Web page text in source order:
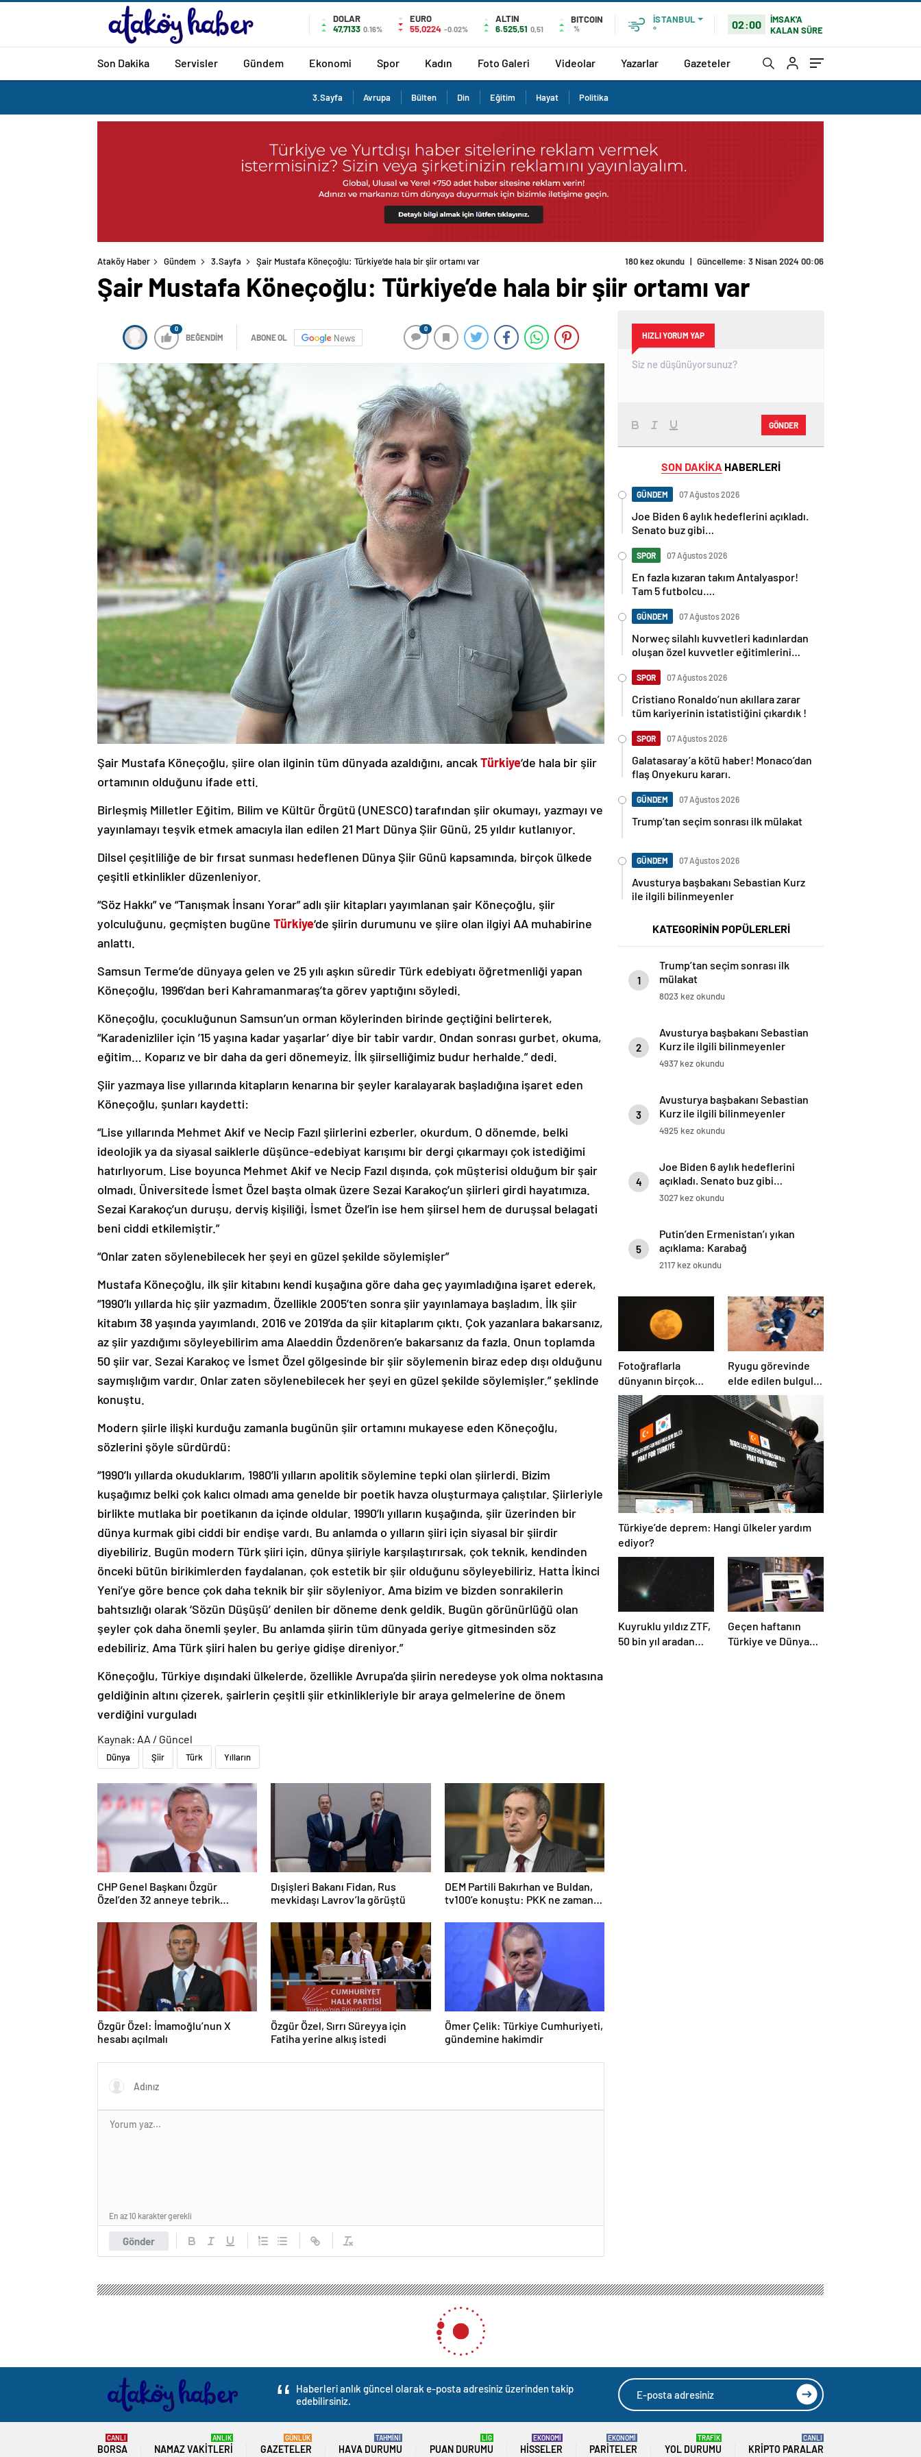
DOLAR
47,7133 0.16%
EURO
55,0224 -0.02%
ALTIN
6.525,51 0,51
BITCOIN
%
İSTANBUL
°
02:00
İMSAK'A
KALAN SÜRE
Son Dakika Servisler Gündem Ekonomi Spor Kadın Foto Galeri Videolar Yazarlar Gazeteler
3.Sayfa Avrupa Bülten Din Eğitim Hayat Politika
Ataköy Haber Gündem 3.Sayfa Şair Mustafa Köneçoğlu: Türkiye’de hala bir şiir ortamı var
Şair Mustafa Köneçoğlu: Türkiye’de hala bir şiir ortamı var
0
BEĞENDİM ABONE OL News
0
Şair Mustafa Köneçoğlu, şiire olan ilginin tüm dünyada azaldığını, ancakTürkiye‘de hala bir şiir
ortamının olduğunu ifade etti.
Birleşmiş Milletler Eğitim, Bilim ve Kültür Örgütü (UNESCO) tarafından şiir okumayı, yazmayı ve
yayınlamayı teşvik etmek amacıyla ilan edilen 21 Mart Dünya Şiir Günü, 25 yıldır kutlanıyor.
Dilsel çeşitliliğe de bir fırsat sunması hedeflenen Dünya Şiir Günü kapsamında, birçok ülkede
çeşitli etkinlikler düzenleniyor.
“Söz Hakkı” ve “Tanışmak İnsanı Yorar” adlı şiir kitapları yayımlanan şair Köneçoğlu, şiir
yolculuğunu, geçmişten bugüne Türkiye‘de şiirin durumunu ve şiire olan ilgiyi AA muhabirine
anlattı.
Samsun Terme’de dünyaya gelen ve 25 yılı aşkın süredir Türk edebiyatı öğretmenliği yapan
Köneçoğlu, 1996’dan beri Kahramanmaraş’ta görev yaptığını söyledi.
Köneçoğlu, çocukluğunun Samsun’un orman köylerinden birinde geçtiğini belirterek,
“Karadenizliler için ’15 yaşına kadar yaşarlar’ diye bir tabir vardır. Ondan sonrası gurbet, okuma,
eğitim… Koparız ve bir daha da geri dönemeyiz. İlk şiirselliğimiz budur herhalde.” dedi.
Şiir yazmaya lise yıllarında kitapların kenarına bir şeyler karalayarak başladığına işaret eden
Köneçoğlu, şunları kaydetti:
“Lise yıllarında Mehmet Akif ve Necip Fazıl şiirlerini ezberler, okurdum. O dönemde, belki
ideolojik ya da siyasal saiklerle düşünce-edebiyat karışımı bir dergi çıkarmayı çok istediğimi
hatırlıyorum. Lise boyunca Mehmet Akif ve Necip Fazıl dışında, çok müşterisi olduğum bir şair
olmadı. Üniversitede İsmet Özel başta olmak üzere Sezai Karakoç’un şiirleri girdi hayatımıza.
Sezai Karakoç’un duruşu, derviş kişiliği, İsmet Özel’in ise hem şiirsel hem de duruşsal belagati
beni ciddi etkilemiştir.”
“Onlar zaten söylenebilecek her şeyi en güzel şekilde söylemişler”
Mustafa Köneçoğlu, ilk şiir kitabını kendi kuşağına göre daha geç yayımladığına işaret ederek,
“1990’lı yıllarda hiç şiir yazmadım. Özellikle 2005’ten sonra şiir yayınlamaya başladım. İlk şiir
kitabım 38 yaşında yayımlandı. 2016 ve 2019’da da şiir kitaplarım çıktı. Çok yazanlara bakarsanız,
az şiir yazdığımı söyleyebilirim ama Alaeddin Özdenören’e bakarsanız da fazla. Onun toplamda
50 şiir var. Sezai Karakoç ve İsmet Özel gölgesinde bir şiir söylemenin biraz edep dışı olduğunu
saymışlığım vardır. Onlar zaten söylenebilecek her şeyi en güzel şekilde söylemişler.” şeklinde
konuştu.
Modern şiirle ilişki kurduğu zamanla bugünün şiir ortamını mukayese eden Köneçoğlu,
sözlerini şöyle sürdürdü:
“1990’lı yıllarda okuduklarım, 1980’li yılların apolitik söylemine tepki olan şiirlerdi. Bizim
kuşağımız belki çok kalıcı olmadı ama genelde bir poetik havza oluşturmaya çalıştılar. Şiirleriyle
birlikte mutlaka bir poetikanın da içinde oldular. 1990’lı yılların kuşağında, şiir üzerinden bir
dünya kurmak gibi ciddi bir endişe vardı. Bu anlamda o yılların şiiri için siyasal bir şiirdir
diyebiliriz. Bugün modern Türk şiiri için, dünya şiiriyle karşılaştırırsak, çok teknik, kendinden
önceki bütün birikimlerden faydalanan, çok estetik bir şiir olduğunu söyleyebiliriz. Hatta İkinci
Yeni’ye göre bence çok daha teknik bir şiir söyleniyor. Ama bizim ve bizden sonrakilerin
bahtsızlığı olarak ‘Sözün Düşüşü’ denilen bir döneme denk geldik. Bugün görünürlüğü olan
şeyler çok daha önemli şeyler. Bu anlamda şiirin tüm dünyada geriye gitmesinden söz
edebiliriz. Ama Türk şiiri halen bu geriye gidişe direniyor.”
Köneçoğlu, Türkiye dışındaki ülkelerde, özellikle Avrupa’da şiirin neredeyse yok olma noktasına
geldiğinin altını çizerek, şairlerin çeşitli şiir etkinlikleriyle bir araya gelmelerine de önem
verdiğini vurguladı
Kaynak: AA / Güncel
Dünya Şiir Türk Yılların
CHP Genel Başkanı Özgür
Özel’den 32 anneye tebrik
Dışişleri Bakanı Fidan, Rus
mevkidaşı Lavrov’la görüştü
DEM Partili Bakırhan ve Buldan,
tv100’e konuştu: PKK ne zaman
Özgür Özel: İmamoğlu’nun X
hesabı açılmalı
Özgür Özel, Sırrı Süreyya için
Fatiha yerine alkış istedi
Ömer Çelik: Türkiye Cumhuriyeti,
gündemine hakimdir
Gönder
En az 10 karakter gerekli
HIZLI YORUM YAP
GÖNDER
SON DAKİKA HABERLERİ
GÜNDEM 07 Ağustos 2026
Joe Biden 6 aylık hedeflerini açıkladı.
Senato buz gibi…
SPOR 07 Ağustos 2026
En fazla kızaran takım Antalyaspor!
Tam 5 futbolcu….
GÜNDEM 07 Ağustos 2026
Norweç silahlı kuvvetleri kadınlardan
oluşan özel kuvvetler eğitimlerini
SPOR 07 Ağustos 2026
Cristiano Ronaldo’nun akıllara zarar
tüm kariyerinin istatistiğini çıkardık !
SPOR 07 Ağustos 2026
Galatasaray’a kötü haber! Monaco’dan
flaş Onyekuru kararı.
GÜNDEM 07 Ağustos 2026
Trump’tan seçim sonrası ilk mülakat
GÜNDEM 07 Ağustos 2026
Avusturya başbakanı Sebastian Kurz
ile ilgili bilinmeyenler
KATEGORİNİN POPÜLERLERİ
1
Trump’tan seçim sonrası ilk
mülakat
8023 kez okundu
2
Avusturya başbakanı Sebastian
Kurz ile ilgili bilinmeyenler
4937 kez okundu
3
Avusturya başbakanı Sebastian
Kurz ile ilgili bilinmeyenler
4925 kez okundu
4
Joe Biden 6 aylık hedeflerini
açıkladı. Senato buz gibi…
3027 kez okundu
5
Putin’den Ermenistan’ı yıkan
açıklama: Karabağ
Azerbaycan’ın ayrılmaz bir
2117 kez okundu
Fotoğraflarla
dünyanın birçok
yerinden ‘Süper Ay’
manzaraları
Ryugu görevinde
elde edilen bulgular
suyun dünyaya
asteroitlerce
getirilmiş
olabileceğini
gösteriyor
Türkiye’de deprem: Hangi ülkeler yardım
ediyor?
Kuyruklu yıldız ZTF,
50 bin yıl aradan
Geçen haftanın
Türkiye ve Dünya
PAÜ Ziraat Fakültesine Çivril’deki arazi tahsis edildi
PAÜ Ziraat Fakültesine Çivril’deki arazi tahsis edildi
BEĞENDİM ABONE OL News
Tarım ve Orman Bakanlığı tarafından Pamukkale Üniversitesi (PAÜ) Ziraat Fakültesine 2
yıllığına verilenÇivril‘deki 1970 dekar araziyle ilgili olarak yaşanan tahsis sorunu çözüldü.